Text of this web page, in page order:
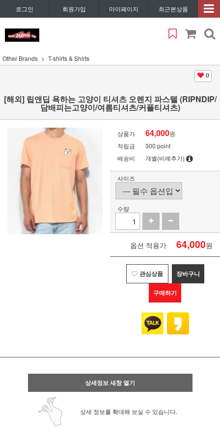
로그인 회원가입 마이페이지 최근본상품
Other Brands T-shirts & Shirts
0
[해외] 립앤딥 욕하는 고양이 티셔츠 오렌지 파스텔 (RIPNDIP/
담배피는고양이/여름티셔츠/커플티셔츠)
상품가 64,000원
적립금
300 point
배송비
개별(비례추가)
사이즈
수량
옵션 적용가 64,000원
관심상품 장바구니
구매하기
상세정보 새창 열기
상세 정보를 확대해 보실 수 있습니다.